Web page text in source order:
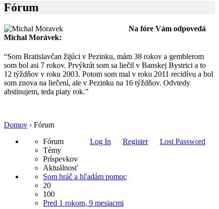
Fórum
Na fóre Vám odpovedá
Michal Morávek:
“Som Bratislavčan žijúci v Pezinku, mám 38 rokov a gemblerom
som bol asi 7 rokov. Prvýkrát som sa liečil v Banskej Bystrici a to
12 týždňov v roku 2003. Potom som mal v roku 2011 recidívu a bol
som znova na liečení, ale v Pezinku na 16 týždňov. Odvtedy
abstinujem, teda piaty rok.”
Domov › Fórum
Log In
Register Lost Password
Fórum
Témy
Príspevkov
Aktuálnosť
Som hráč a hľadám pomoc
20
100
Pred 1 rokom, 9 mesiacmi